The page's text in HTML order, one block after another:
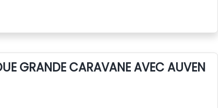
GRANDE CARAVANE AVEC AUVENT